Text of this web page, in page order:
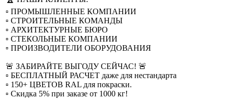
▫️ ПРОМЫШЛЕННЫЕ КОМПАНИИ
▫️ СТРОИТЕЛЬНЫЕ КОМАНДЫ
▫️ АРХИТЕКТУРНЫЕ БЮРО
▫️ СТЕКОЛЬНЫЕ КОМПАНИИ
▫️ ПРОИЗВОДИТЕЛИ ОБОРУДОВАНИЯ
🚨 ЗАБИРАЙТЕ ВЫГОДУ СЕЙЧАС! 🚨
▫️ БЕСПЛАТНЫЙ РАСЧЕТ даже для нестандарта
▫️ 150+ ЦВЕТОВ RAL для покраски.
▫️ Скидка 5% при заказе от 1000 кг!